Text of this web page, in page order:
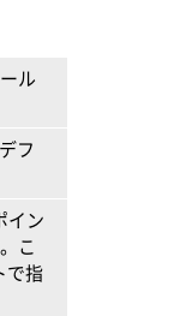
ル
フ
イン
こ
で指